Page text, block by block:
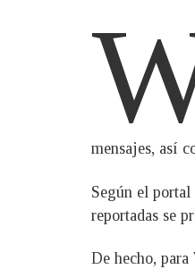
mensajes, así
Según el
reportadas se
De hecho,